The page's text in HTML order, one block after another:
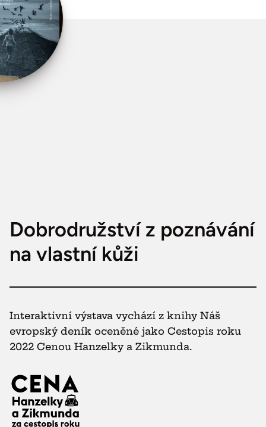
Dobrodružství z poznávání
na vlastní kůži
Interaktivní výstava vychází z knihy Náš
evropský deník oceněné jako Cestopis roku
2022 Cenou Hanzelky a Zikmunda.